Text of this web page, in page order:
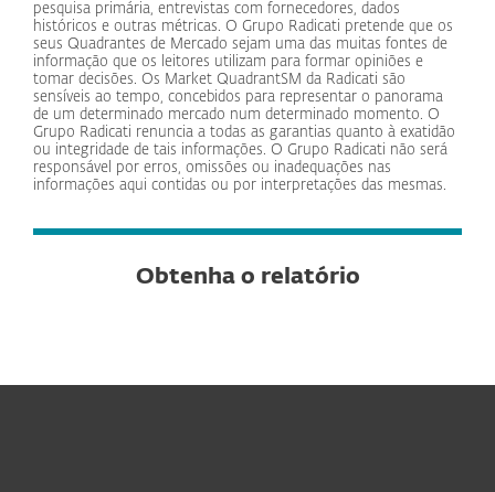
pesquisa primária, entrevistas com fornecedores, dados
históricos e outras métricas. O Grupo Radicati pretende que os
seus Quadrantes de Mercado sejam uma das muitas fontes de
informação que os leitores utilizam para formar opiniões e
tomar decisões. Os Market QuadrantSM da Radicati são
sensíveis ao tempo, concebidos para representar o panorama
de um determinado mercado num determinado momento. O
Grupo Radicati renuncia a todas as garantias quanto à exatidão
ou integridade de tais informações. O Grupo Radicati não será
responsável por erros, omissões ou inadequações nas
informações aqui contidas ou por interpretações das mesmas.
Obtenha o relatório